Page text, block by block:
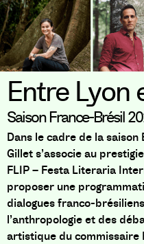
Entre Lyon
Saison France-Brésil
Dans le cadre de la
Gillet s’associe au
FLIP – Festa Literaria
proposer une
dialogues franco-
l’anthropologie et des
artistique du commissaire